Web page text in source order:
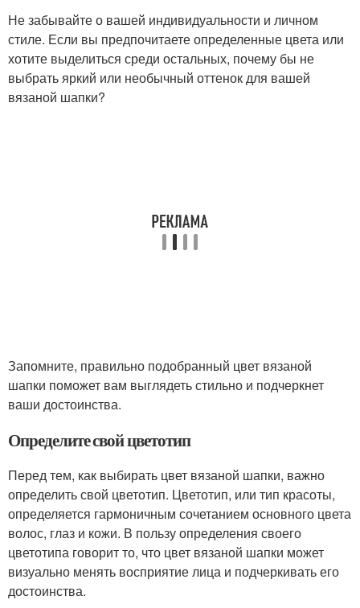
Не забывайте о вашей индивидуальности и личном
стиле. Если вы предпочитаете определенные цвета или
хотите выделиться среди остальных, почему бы не
выбрать яркий или необычный оттенок для вашей
вязаной шапки?
Запомните, правильно подобранный цвет вязаной
шапки поможет вам выглядеть стильно и подчеркнет
ваши достоинства.
Определите свой цветотип
Перед тем, как выбирать цвет вязаной шапки, важно
определить свой цветотип. Цветотип, или тип красоты,
определяется гармоничным сочетанием основного цвета
волос, глаз и кожи. В пользу определения своего
цветотипа говорит то, что цвет вязаной шапки может
визуально менять восприятие лица и подчеркивать его
достоинства.